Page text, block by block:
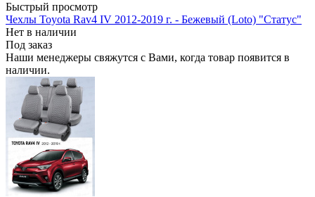
Быстрый просмотр
Чехлы Toyota Rav4 IV 2012-2019 г. - Бежевый (Loto) "Статус"
Нет в наличии
Под заказ
Наши менеджеры свяжутся с Вами, когда товар появится в
наличии.